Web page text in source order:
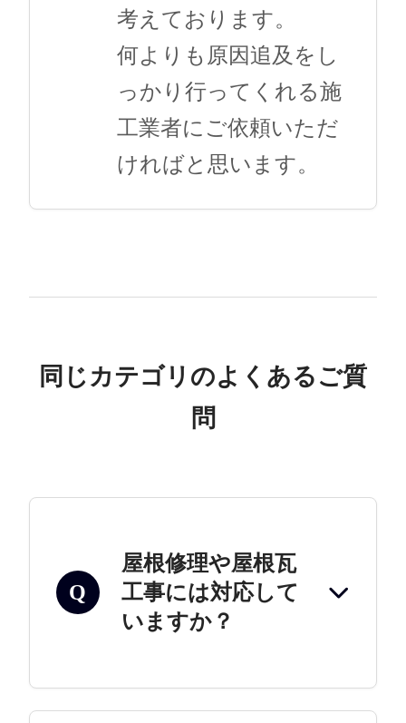
考えております。
何よりも原因追及をし
っかり行ってくれる施
工業者にご依頼いただ
ければと思います。
同じカテゴリのよくあるご質
問
Q
屋根修理や屋根瓦
工事には対応して
いますか？